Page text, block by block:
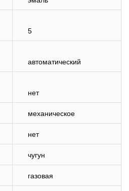
5
автоматический
нет
механическое
нет
чугун
газовая